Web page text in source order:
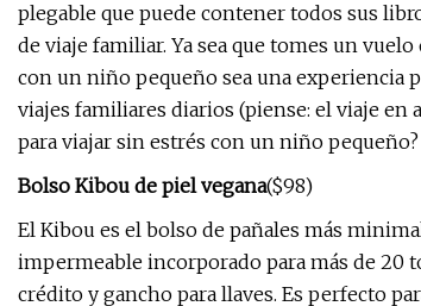
plegable que puede contener todos sus
de viaje familiar. Ya sea que tomes un
con un niño pequeño sea una experiencia
viajes familiares diarios (piense: el viaje en
para viajar sin estrés con un niño pequeño?
Bolso Kibou de piel vegana($98)
El Kibou es el bolso de pañales más
impermeable incorporado para más de 20
crédito y gancho para llaves. Es perfecto